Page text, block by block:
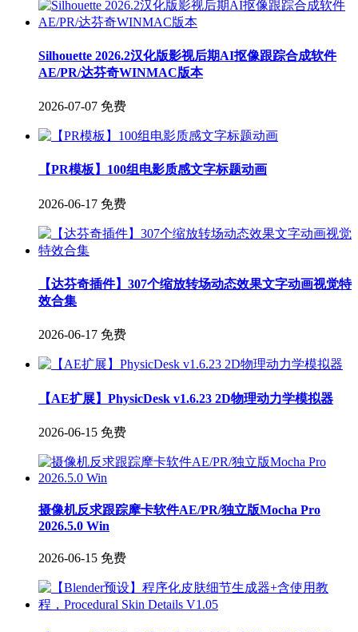
Silhouette 2026.2汉化版影视后期AI抠像跟踪合成软件
AE/PR/达芬奇WINMAC版本
2026-07-07 免费
【PR模板】100组电影质感文字标题动画
2026-06-17 免费
【达芬奇插件】307个缩放转场动态效果文字动画视觉特
效合集
2026-06-17 免费
【AE扩展】PhysicDesk v1.6.23 2D物理动力学模拟器
2026-06-15 免费
摄像机反求跟踪摩卡软件AE/PR/独立版Mocha Pro
2026.5.0 Win
2026-06-15 免费